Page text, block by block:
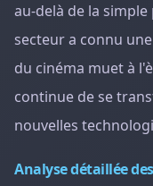
au-delà de la
secteur a connu
du cinéma muet à
continue de se
nouvelles
Analyse détaillée